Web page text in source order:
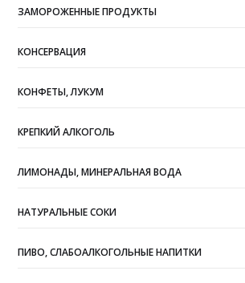
ЗАМОРОЖЕННЫЕ ПРОДУКТЫ
КОНСЕРВАЦИЯ
КОНФЕТЫ, ЛУКУМ
КРЕПКИЙ АЛКОГОЛЬ
ЛИМОНАДЫ, МИНЕРАЛЬНАЯ ВОДА
НАТУРАЛЬНЫЕ СОКИ
ПИВО, СЛАБОАЛКОГОЛЬНЫЕ НАПИТКИ